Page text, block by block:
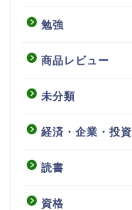
勉強
商品レビュー
未分類
経済・企業・投資
読書
資格